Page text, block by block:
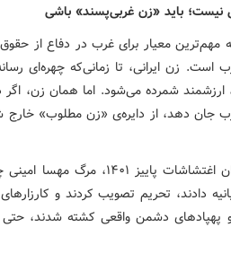
نیست؛ باید «زن غربی‌پسند» باشی
معیار برای غرب در دفاع از حقوق
است. زن ایرانی، تا زمانی‌که چهره‌ای
شمرده می‌شود. اما همان زن، اگر
جان دهد، از دایره‌ی «زن مطلوب»
برای مثال، در جریان
دادند، تحریم تصویب کردند و
دشمن واقعی کشته شدند،